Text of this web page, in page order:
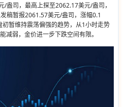
盎司，最高上探至2062.17美元/盎司，
稿暂报2061.57美元/盎司，涨幅0.1
暂维持震荡偏强的趋势，从1小时走势
减弱，金价进一步下跌空间有限。